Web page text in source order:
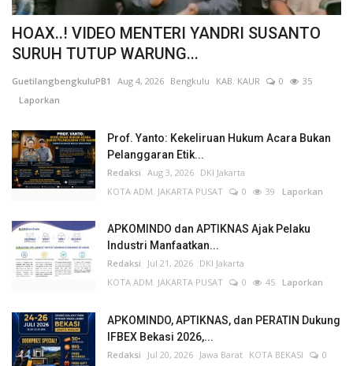
HOAX..! VIDEO MENTERI YANDRI SUSANTO
SURUH TUTUP WARUNG...
GuetilangbengkuluPB1 Aug 4, 2026 Bengkulu KAB. KAUR 0
35
Laporkan
Prof. Yanto: Kekeliruan Hukum Acara Bukan
Pelanggaran Etik...
Redaksi Aug 3, 2026 DKI Jakarta
KOTA ADM. JAKARTA PUSAT
0 39 Laporkan
APKOMINDO dan APTIKNAS Ajak Pelaku
Industri Manfaatkan...
Redaksi Jul 21, 2026 DKI Jakarta
KOTA ADM. JAKARTA PUSAT
0 45 Laporkan
APKOMINDO, APTIKNAS, dan PERATIN Dukung
IFBEX Bekasi 2026,...
Redaksi Jul 20, 2026 Jawa Barat KOTA BEKASI
0